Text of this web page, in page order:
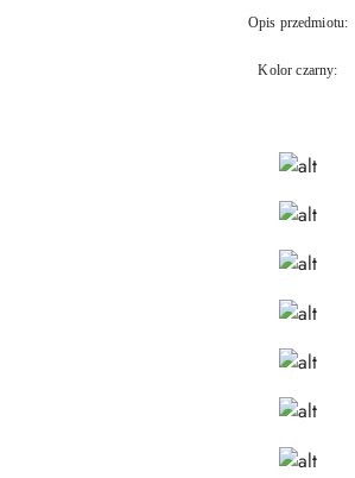
Opis przedmiotu:
Kolor czarny: